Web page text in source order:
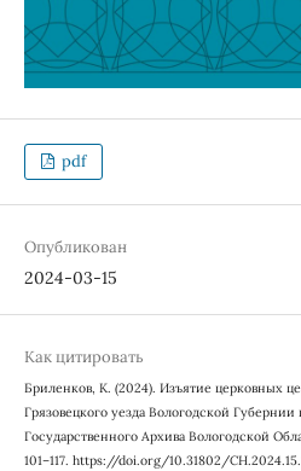
pdf
Опубликован
2024-03-15
Как цитировать
Бриленков, К. (2024). Изъятие церковных
Грязовецкого уезда Вологодской Губернии
Государственного Архива Вологодской
101–117. https://doi.org/10.31802/